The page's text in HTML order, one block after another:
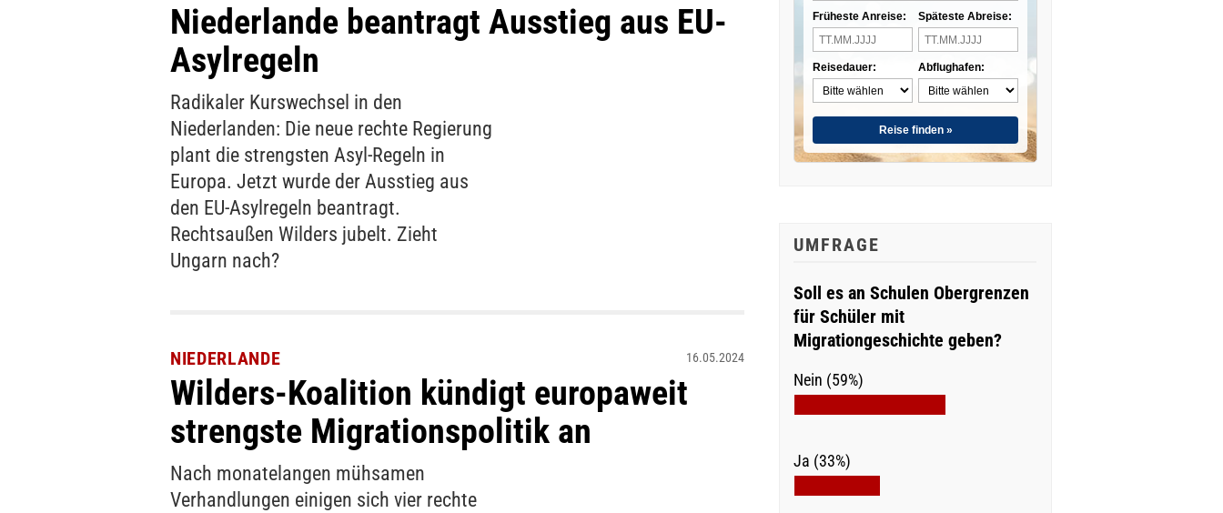
Niederlande beantragt Ausstieg aus EU-
Asylregeln
Radikaler Kurswechsel in den
Niederlanden: Die neue rechte Regierung
plant die strengsten Asyl-Regeln in
Europa. Jetzt wurde der Ausstieg aus
den EU-Asylregeln beantragt.
Rechtsaußen Wilders jubelt. Zieht
Ungarn nach?
NIEDERLANDE
Wilders-Koalition kündigt europaweit
strengste Migrationspolitik an
16.05.2024
Nach monatelangen mühsamen
Verhandlungen einigen sich vier rechte
Früheste Anreise:
Reisedauer:
Späteste Abreise:
Abflughafen:
Reise finden »
UMFRAGE
Soll es an Schulen Obergrenzen
für Schüler mit
Migrationgeschichte geben?
Nein (59%)
Ja (33%)